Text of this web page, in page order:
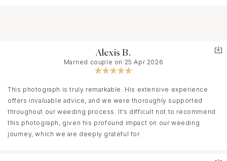
Alexis B.
Married couple on 25 Apr 2026
This photograph is truly remarkable. His extensive experience
offers invaluable advice, and we were thoroughly supported
throughout our weeding process. It’s difficult not to recommend
this photograph, given his profound impact on our weeding
journey, which we are deeply grateful for.